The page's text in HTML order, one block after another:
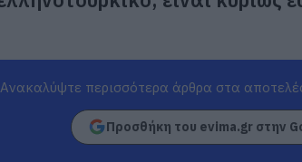
Ανακαλύψτε περισσότερα άρθρα στα
Προσθήκη του evima.gr στην